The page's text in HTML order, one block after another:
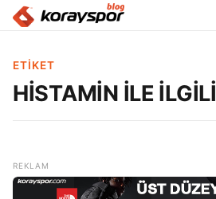
ETIKET
HİSTAMİN İLE İLGİLİ